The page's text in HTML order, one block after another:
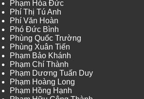
Phạm Hòa Đức
Phí Thị Tú Anh
Phí Văn Hoàn
Phó Đức Bình
Phùng Quốc Trường
Phùng Xuân Tiến
Phạm Bảo Khánh
Phạm Chí Thành
Phạm Dương Tuấn Duy
Phạm Hoàng Long
Phạm Hồng Hạnh